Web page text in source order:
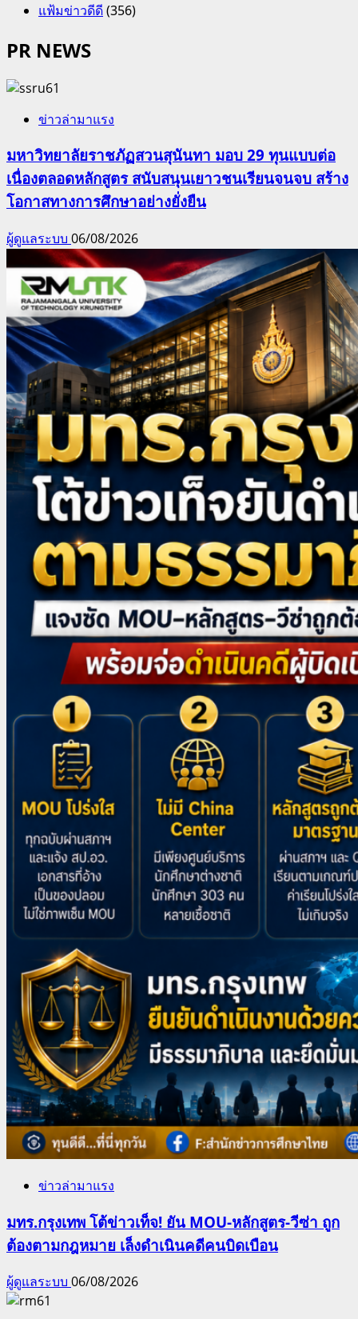
แฟ้มข่าวดีดี(356)
PR NEWS
ข่าวล่ามาแรง
มหาวิทยาลัยราชภัฏสวนสุนันทา มอบ 29 ทุนแบบต่อ
เนื่องตลอดหลักสูตร สนับสนุนเยาวชนเรียนจนจบ สร้าง
โอกาสทางการศึกษาอย่างยั่งยืน
ผู้ดูแลระบบ 06/08/2026
ข่าวล่ามาแรง
มทร.กรุงเทพ โต้ข่าวเท็จ! ยัน MOU-หลักสูตร-วีซ่า ถูก
ต้องตามกฎหมาย เล็งดำเนินคดีคนบิดเบือน
ผู้ดูแลระบบ 06/08/2026